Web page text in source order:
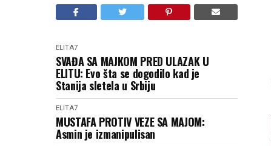
ELITA7
SVAĐA SA MAJKOM PRED ULAZAK U
ELITU: Evo šta se dogodilo kad je
Stanija sletela u Srbiju
ELITA7
MUSTAFA PROTIV VEZE SA MAJOM:
Asmin je izmanipulisan